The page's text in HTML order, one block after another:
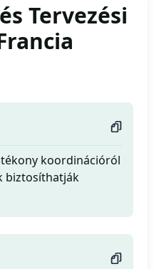
Tervezési
koordinációról
biztosíthatják